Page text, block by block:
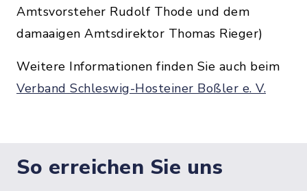
Amtsvorsteher Rudolf Thode und dem
damaaigen Amtsdirektor Thomas Rieger)
Weitere Informationen finden Sie auch beim
Verband Schleswig-Hosteiner Boßler e. V.
So erreichen Sie uns